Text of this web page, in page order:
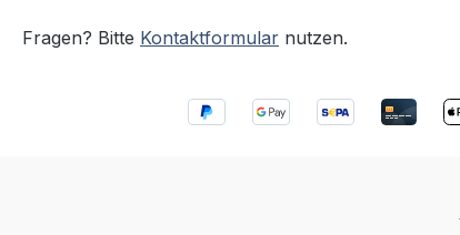
Fragen? Bitte Kontaktformular nutzen.